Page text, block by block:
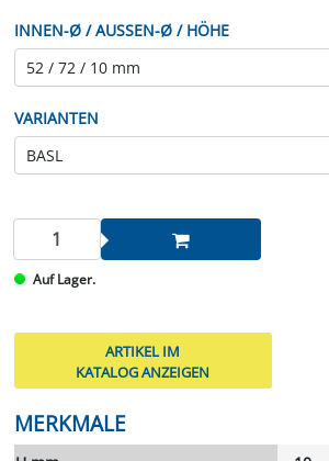
INNEN-Ø / AUSSEN-Ø / HÖHE
VARIANTEN
Auf Lager.
ARTIKEL IM
KATALOG ANZEIGEN
MERKMALE